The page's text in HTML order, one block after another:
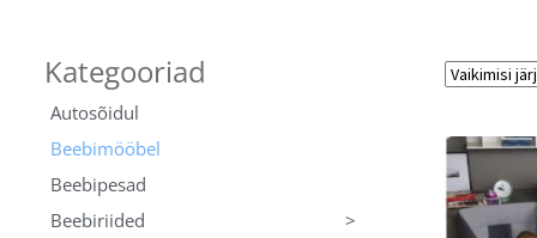
Autosõidul
Beebimööbel
Beebipesad
>
Beebiriided